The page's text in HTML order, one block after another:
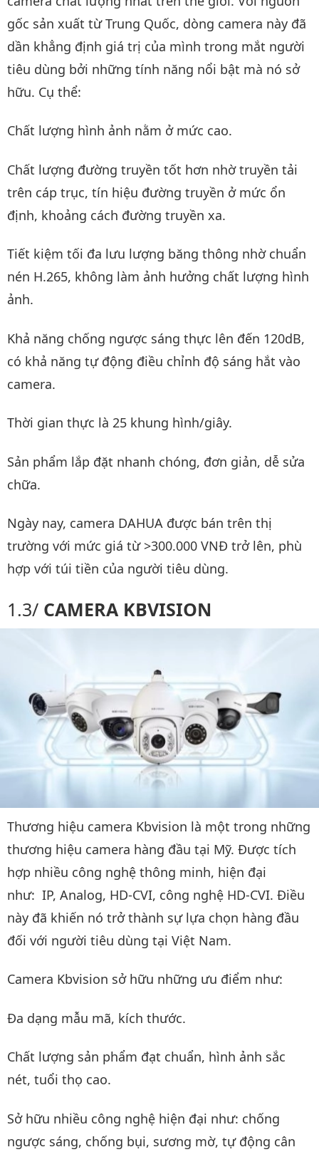
gốc sản xuất từ Trung Quốc, dòng camera này đã
dần khẳng định giá trị của mình trong mắt người
tiêu dùng bởi những tính năng nổi bật mà nó sở
hữu. Cụ thể:
Chất lượng hình ảnh nằm ở mức cao.
Chất lượng đường truyền tốt hơn nhờ truyền tải
trên cáp trục, tín hiệu đường truyền ở mức ổn
định, khoảng cách đường truyền xa.
Tiết kiệm tối đa lưu lượng băng thông nhờ chuẩn
nén H.265, không làm ảnh hưởng chất lượng hình
ảnh.
Khả năng chống ngược sáng thực lên đến 120dB,
có khả năng tự động điều chỉnh độ sáng hắt vào
camera.
Thời gian thực là 25 khung hình/giây.
Sản phẩm lắp đặt nhanh chóng, đơn giản, dễ sửa
chữa.
Ngày nay, camera DAHUA được bán trên thị
trường với mức giá từ >300.000 VNĐ trở lên, phù
hợp với túi tiền của người tiêu dùng.
CAMERA KBVISION
Thương hiệu camera Kbvision là một trong những
thương hiệu camera hàng đầu tại Mỹ. Được tích
hợp nhiều công nghệ thông minh, hiện đại
như: IP, Analog, HD-CVI, công nghệ HD-CVI. Điều
này đã khiến nó trở thành sự lựa chọn hàng đầu
đối với người tiêu dùng tại Việt Nam.
Camera Kbvision sở hữu những ưu điểm như:
Đa dạng mẫu mã, kích thước.
Chất lượng sản phẩm đạt chuẩn, hình ảnh sắc
nét, tuổi thọ cao.
Sở hữu nhiều công nghệ hiện đại như: chống
ngược sáng, chống bụi, sương mờ, tự động cân